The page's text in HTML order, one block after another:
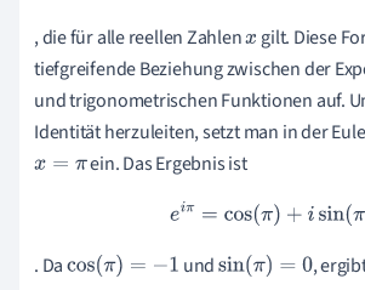
, die für alle reellen Zahlenx gilt. Diese
tiefgreifende Beziehung zwischen der
und trigonometrischen Funktionen auf.
Identität herzuleiten, setzt man in der
x= π
ein. Das Ergebnis ist
eiπ=cos(π) +isin(π)
. Dacos(π)= −1 undsin(π)= 0
,